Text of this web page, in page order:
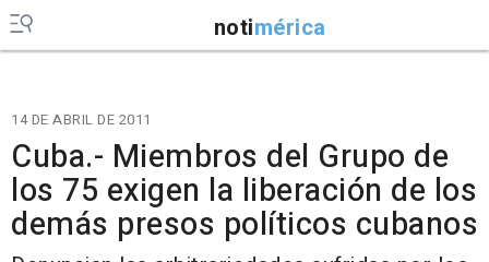
notimérica
14 DE ABRIL DE 2011
Cuba.- Miembros del Grupo de
los 75 exigen la liberación de los
demás presos políticos cubanos